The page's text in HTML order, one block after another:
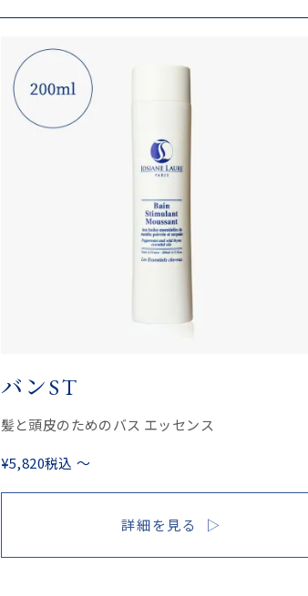
バンST
髪と頭皮のためのバス エッセンス
¥5,820税込 〜
詳細を見る